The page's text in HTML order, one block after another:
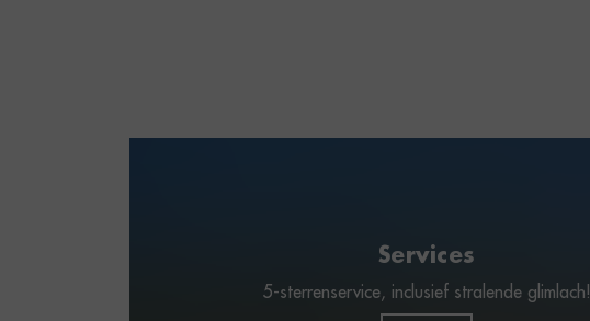
Services
5-sterrenservice, inclusief stralende glimlach!